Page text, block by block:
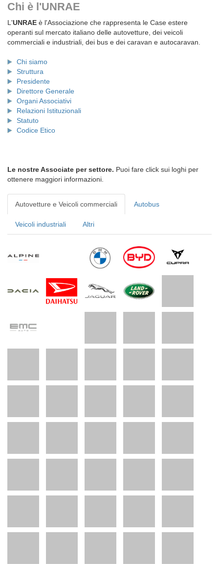
Chi è l'UNRAE
L'UNRAE è l'Associazione che rappresenta le Case estere
operanti sul mercato italiano delle autovetture, dei veicoli
commerciali e industriali, dei bus e dei caravan e autocaravan.
Chi siamo
Struttura
Presidente
Direttore Generale
Organi Associativi
Relazioni Istituzionali
Statuto
Codice Etico
Le nostre Associate per settore. Puoi fare click sui loghi per
ottenere maggiori informazioni.
Autovetture e Veicoli commerciali Autobus
Veicoli industriali Altri